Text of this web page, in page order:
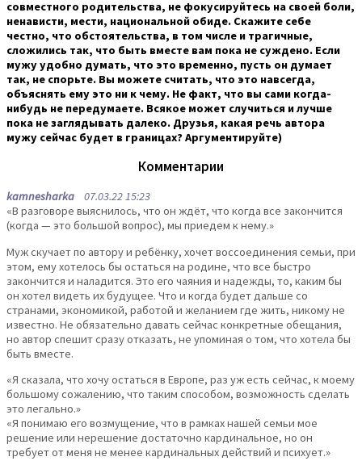
совместного родительства, не фокусируйтесь на своей боли,
ненависти, мести, национальной обиде. Скажите себе
честно, что обстоятельства, в том числе и трагичные,
сложились так, что быть вместе вам пока не суждено. Если
мужу удобно думать, что это временно, пусть он думает
так, не спорьте. Вы можете считать, что это навсегда,
объяснять ему это ни к чему. Не факт, что вы сами когда-
нибудь не передумаете. Всякое может случиться и лучше
пока не заглядывать далеко. Друзья, какая речь автора
мужу сейчас будет в границах? Аргументируйте)
Комментарии
kamnesharka 07.03.22 15:23
«В разговоре выяснилось, что он ждёт, что когда все закончится
(когда — это большой вопрос), мы приедем к нему.»
Муж скучает по автору и ребёнку, хочет воссоединения семьи, при
этом, ему хотелось бы остаться на родине, что все быстро
закончится и наладится. Это его чаяния и надежды, то, каким бы
он хотел видеть их будущее. Что и когда будет дальше со
странами, экономикой, работой и желанием где жить, никому не
известно. Не обязательно давать сейчас конкретные обещания,
но автор спешит сразу отказать, не упоминая о том, что хотела бы
быть вместе.
«Я сказала, что хочу остаться в Европе, раз уж есть сейчас, к моему
большому сожалению, что таким способом, возможность сделать
это легально.»
«Я понимаю его возмущение, что в рамках нашей семьи мое
решение или нерешение достаточно кардинальное, но он
требует от меня не менее кардинальных действий и психует.»